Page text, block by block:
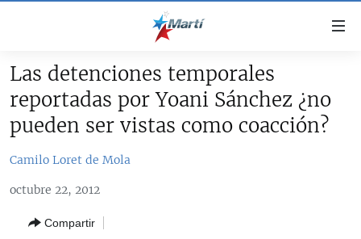
accesibilidad
contenido
navegación
TITULARES
CUBA
INFORME DEL DEPARTAMENTO DE ESTADO DE EEUU
INMIGRACIÓN
MUNDO
Las detenciones temporales
reportadas por Yoani Sánchez ¿no
pueden ser vistas como coacción?
Camilo Loret de Mola
octubre 22, 2012
Compartir